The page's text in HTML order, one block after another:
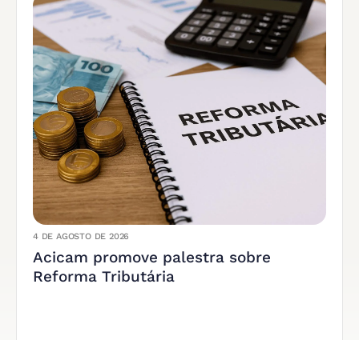
4 DE AGOSTO DE 2026
Acicam promove palestra sobre
Reforma Tributária